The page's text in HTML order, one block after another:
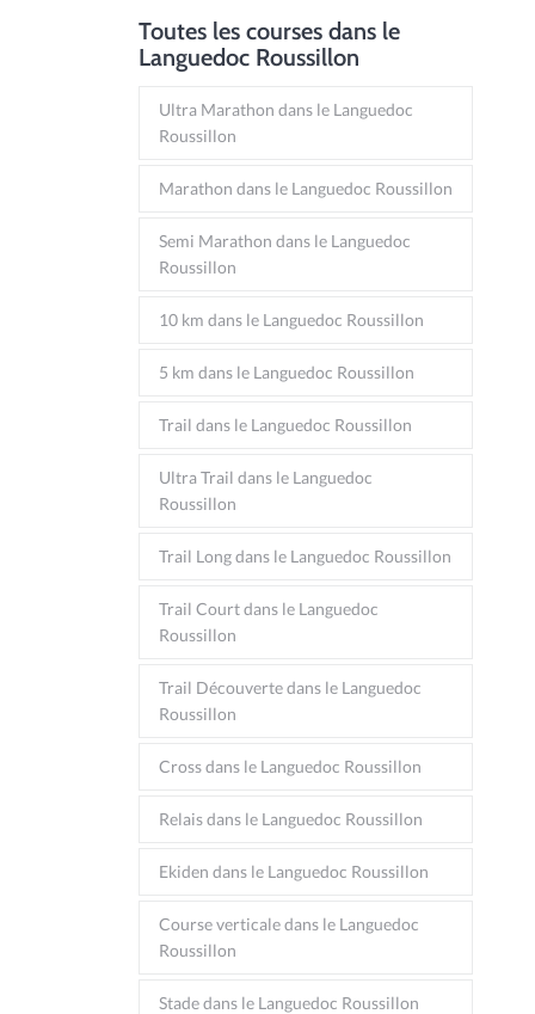
Toutes les courses dans le
Languedoc Roussillon
Ultra Marathon dans le Languedoc
Roussillon
Marathon dans le Languedoc Roussillon
Semi Marathon dans le Languedoc
Roussillon
10 km dans le Languedoc Roussillon
5 km dans le Languedoc Roussillon
Trail dans le Languedoc Roussillon
Ultra Trail dans le Languedoc
Roussillon
Trail Long dans le Languedoc Roussillon
Trail Court dans le Languedoc
Roussillon
Trail Découverte dans le Languedoc
Roussillon
Cross dans le Languedoc Roussillon
Relais dans le Languedoc Roussillon
Ekiden dans le Languedoc Roussillon
Course verticale dans le Languedoc
Roussillon
Stade dans le Languedoc Roussillon